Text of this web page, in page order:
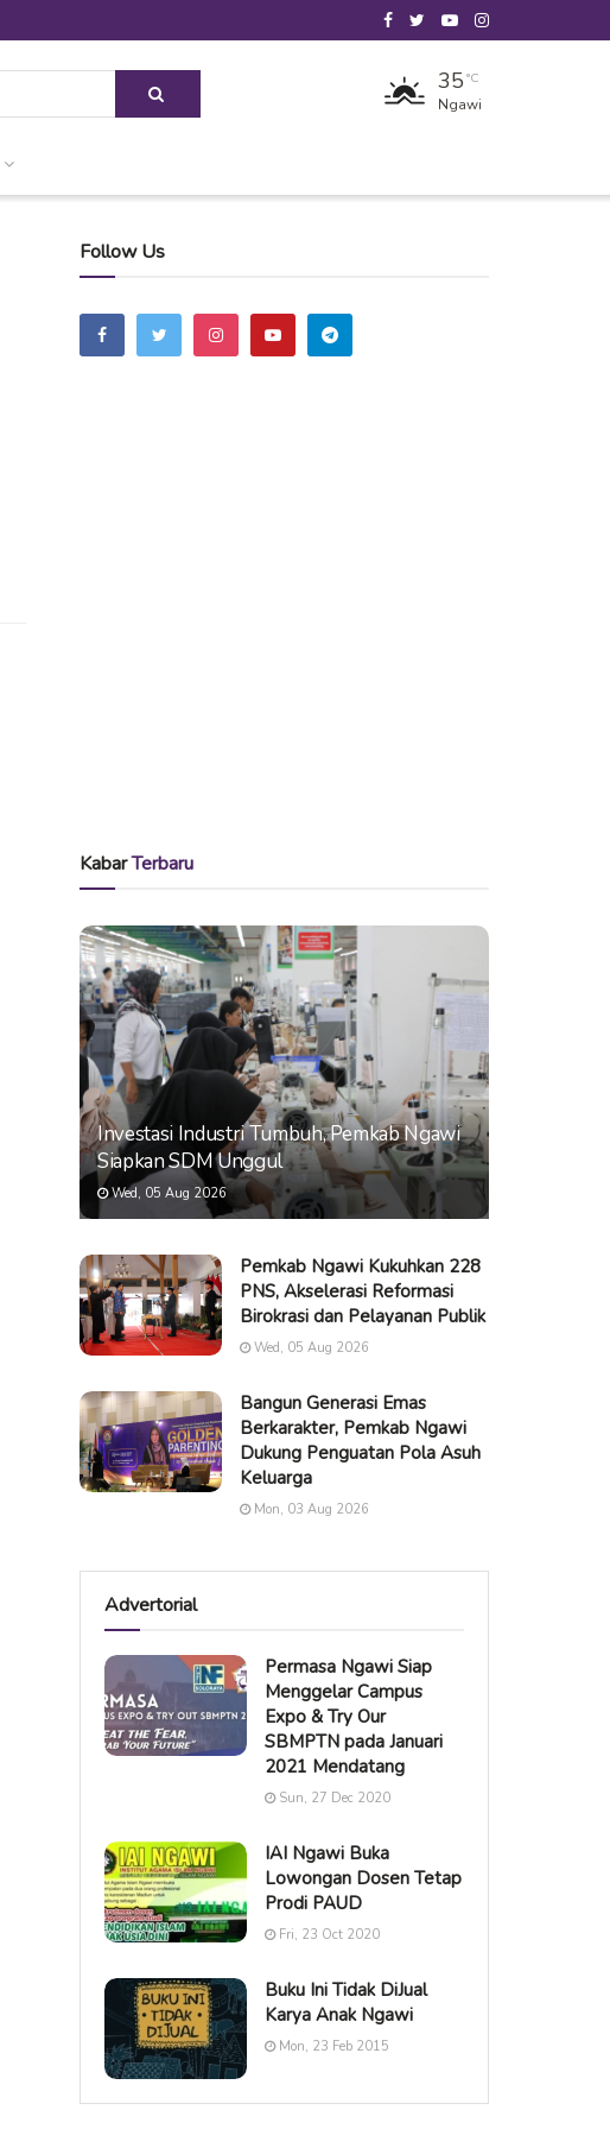
35 °C
Ngawi
Follow Us
KabarTerbaru
Investasi Industri Tumbuh, Pemkab Ngawi
Siapkan SDM Unggul
Wed, 05 Aug 2026
Pemkab Ngawi Kukuhkan 228
PNS, Akselerasi Reformasi
Birokrasi dan Pelayanan Publik
Wed, 05 Aug 2026
Bangun Generasi Emas
Berkarakter, Pemkab Ngawi
Dukung Penguatan Pola Asuh
Keluarga
Mon, 03 Aug 2026
Advertorial
Permasa Ngawi Siap
Menggelar Campus
Expo & Try Our
SBMPTN pada Januari
2021 Mendatang
Sun, 27 Dec 2020
IAI Ngawi Buka
Lowongan Dosen Tetap
Prodi PAUD
Fri, 23 Oct 2020
Buku Ini Tidak DiJual
Karya Anak Ngawi
Mon, 23 Feb 2015